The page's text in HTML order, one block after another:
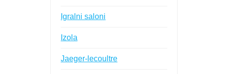
Igralni saloni
Izola
Jaeger-lecoultre